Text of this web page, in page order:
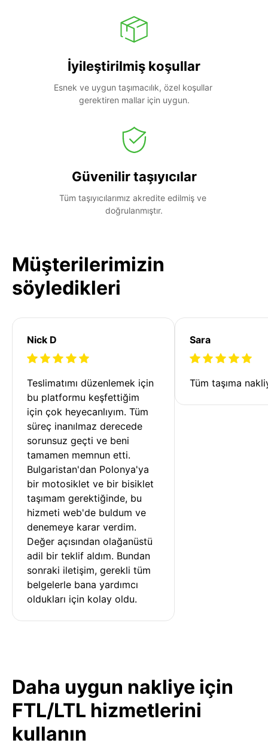
İyileştirilmiş koşullar
Esnek ve uygun taşımacılık, özel koşullar
gerektiren mallar için uygun.
Güvenilir taşıyıcılar
Tüm taşıyıcılarımız akredite edilmiş ve
doğrulanmıştır.
Müşterilerimizin
söyledikleri
Nick D
Teslimatımı düzenlemek için
bu platformu keşfettiğim
için çok heyecanlıyım. Tüm
süreç inanılmaz derecede
sorunsuz geçti ve beni
tamamen memnun etti.
Bulgaristan'dan Polonya'ya
bir motosiklet ve bir bisiklet
taşımam gerektiğinde, bu
hizmeti web'de buldum ve
denemeye karar verdim.
Değer açısından olağanüstü
adil bir teklif aldım. Bundan
sonraki iletişim, gerekli tüm
belgelerle bana yardımcı
oldukları için kolay oldu.
Sara
Tüm taşıma
Daha uygun nakliye için
FTL/LTL hizmetlerini
kullanın